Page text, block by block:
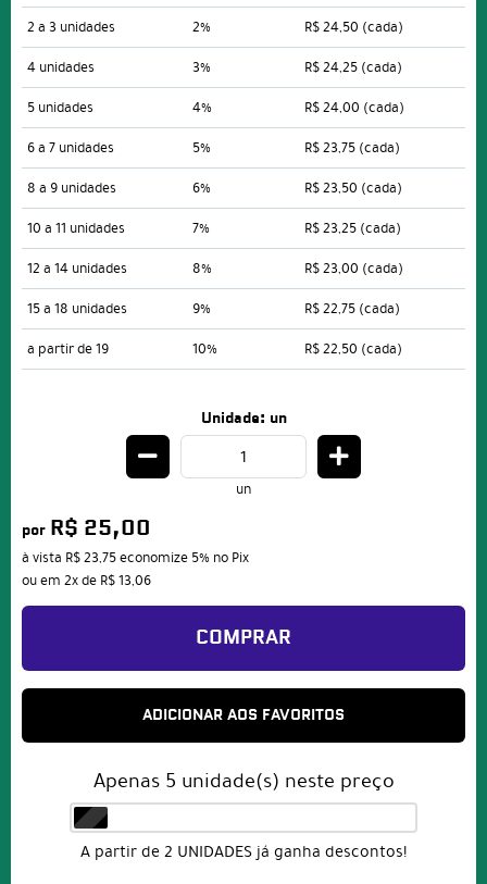
2 a 3 unidades
2% R$ 24,50 (cada)
4 unidades
3% R$ 24,25 (cada)
5 unidades
4% R$ 24,00 (cada)
6 a 7 unidades
5% R$ 23,75 (cada)
8 a 9 unidades
6% R$ 23,50 (cada)
10 a 11 unidades
7% R$ 23,25 (cada)
12 a 14 unidades
8% R$ 23,00 (cada)
15 a 18 unidades
9% R$ 22,75 (cada)
a partir de 19
10% R$ 22,50 (cada)
Unidade: un
un
por R$ 25,00
à vista R$ 23,75economize 5% no Pix
ou em 2xde R$ 13,06
COMPRAR
ADICIONAR AOS FAVORITOS
Apenas 5 unidade(s) neste preço
A partir de 2 UNIDADES já ganha descontos!